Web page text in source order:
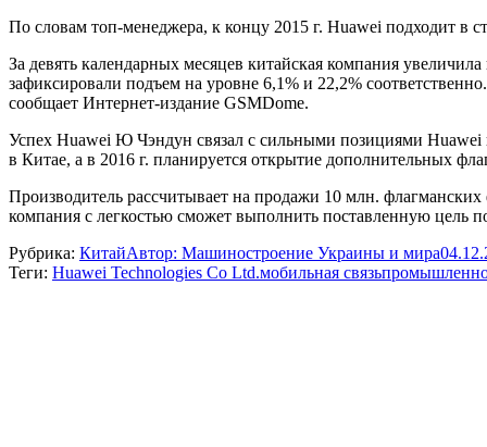
По словам топ-менеджера, к концу 2015 г. Huawei подходит в
За девять календарных месяцев китайская компания
зафиксировали подъем на уровне 6,1% и 22,2%
сообщает Интернет-издание GSMDome.
Успех Huawei Ю Чэндун связал с сильными позициями
в Китае, а в 2016 г. планируется открытие дополнительных
Производитель рассчитывает на продажи 10 млн.
компания с легкостью сможет выполнить поставленную
Рубрика: КитайАвтор: Машиностроение Украины и мира
Теги: Huawei Technologies Co Ltd.мобильная связь